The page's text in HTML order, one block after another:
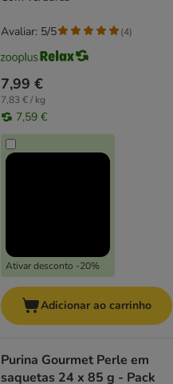
7,99 €
7,83 € / kg
7,59 €
Ativar desconto -20%
Avaliar: 5/5 (4)
Adicionar ao carrinho
Purina Gourmet Perle em
saquetas 24 x 85 g - Pack